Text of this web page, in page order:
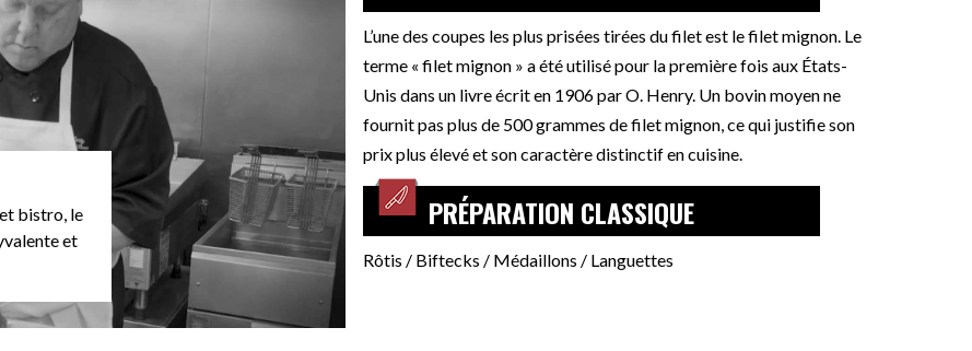
bistro, le
et
L’une des coupes les plus prisées tirées du filet est le filet mignon. Le
terme « filet mignon » a été utilisé pour la première fois aux États-
Unis dans un livre écrit en 1906 par O. Henry. Un bovin moyen ne
fournit pas plus de 500 grammes de filet mignon, ce qui justifie son
prix plus élevé et son caractère distinctif en cuisine.
PRÉPARATION CLASSIQUE
Rôtis / Biftecks / Médaillons / Languettes